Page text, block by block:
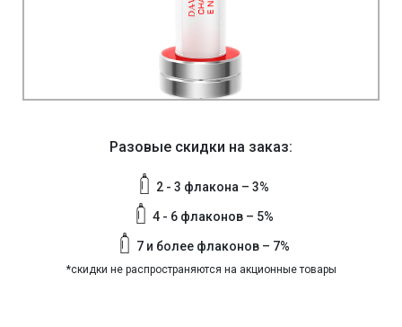
Разовые скидки на заказ:
2 - 3 флакона – 3%
4 - 6 флаконов – 5%
7 и более флаконов – 7%
*скидки не распространяются на акционные товары